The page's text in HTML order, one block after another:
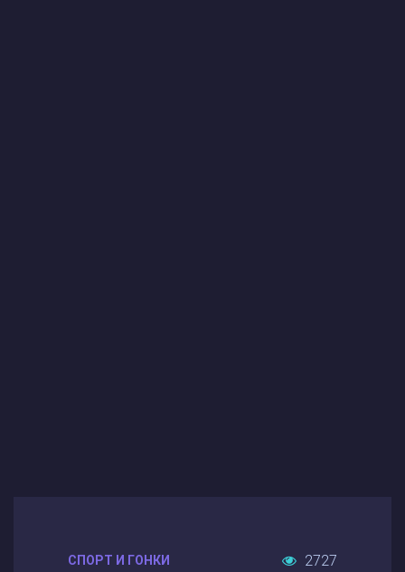
СПОРТ И ГОНКИ 2727